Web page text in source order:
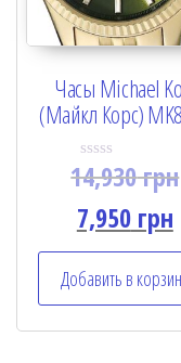
Часы Michael
(Майкл Корс)
R
a
e
d
0
o
u
t
f
14,930грн
7,950грн
Добавить в